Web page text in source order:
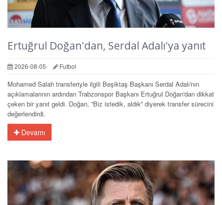
Ertuğrul Doğan'dan, Serdal Adalı'ya yanıt
2026-08-05 Futbol
Mohamed Salah transferiyle ilgili Beşiktaş Başkanı Serdal Adalı'nın
açıklamalarının ardından Trabzonspor Başkanı Ertuğrul Doğan'dan dikkat
çeken bir yanıt geldi. Doğan, ''Biz istedik, aldık'' diyerek transfer sürecini
değerlendirdi.
Devamı